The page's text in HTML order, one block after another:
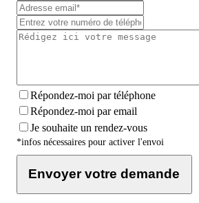
Répondez-moi par téléphone
Répondez-moi par email
Je souhaite un rendez-vous
*infos nécessaires pour activer l'envoi
Envoyer votre demande